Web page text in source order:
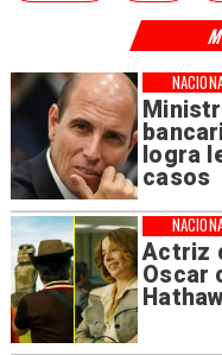
logra
casos
Actriz
Oscar